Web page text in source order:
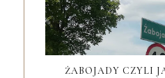
ŻABOJADY CZYLI